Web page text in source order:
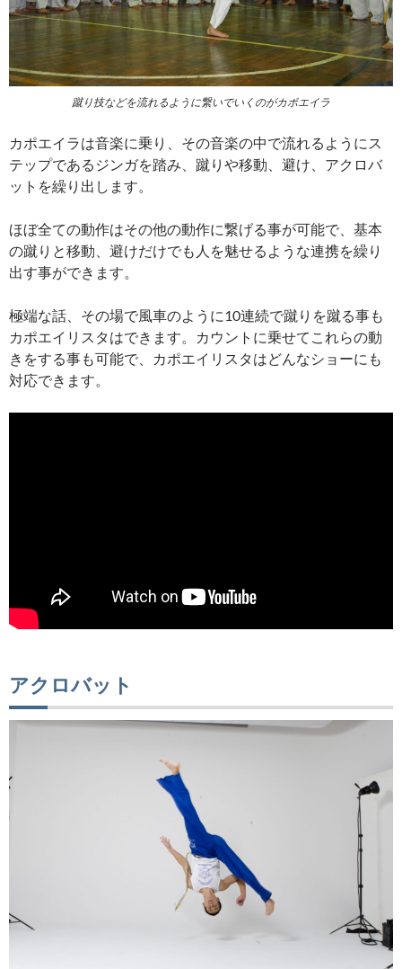
蹴り技などを流れるように繋いでいくのがカポエイラ
カポエイラは音楽に乗り、その音楽の中で流れるようにス
テップであるジンガを踏み、蹴りや移動、避け、アクロバ
ットを繰り出します。
ほぼ全ての動作はその他の動作に繋げる事が可能で、基本
の蹴りと移動、避けだけでも人を魅せるような連携を繰り
出す事ができます。
極端な話、その場で風車のように10連続で蹴りを蹴る事も
カポエイリスタはできます。カウントに乗せてこれらの動
きをする事も可能で、カポエイリスタはどんなショーにも
対応できます。
アクロバット